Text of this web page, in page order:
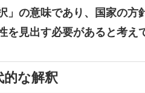
」の意味であり、国家の
を見出す必要があると考え
的な解釈